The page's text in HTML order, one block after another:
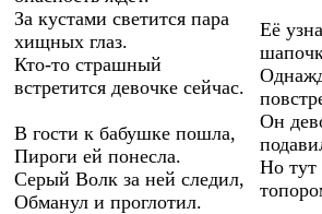
За кустами светится пара
хищных глаз.
Кто-то страшный
встретится девочке сейчас.
В гости к бабушке пошла,
Пироги ей понесла.
Серый Волк за ней следил,
Обманул и проглотил.
Её
Он
Но тут